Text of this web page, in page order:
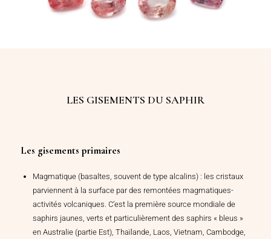
LES GISEMENTS DU SAPHIR
Les gisements primaires
Magmatique (basaltes, souvent de type alcalins) : les cristaux
parviennent à la surface par des remontées magmatiques-
activités volcaniques. C’est la première source mondiale de
saphirs jaunes, verts et particulièrement des saphirs « bleus »
en Australie (partie Est), Thaïlande, Laos, Vietnam, Cambodge,